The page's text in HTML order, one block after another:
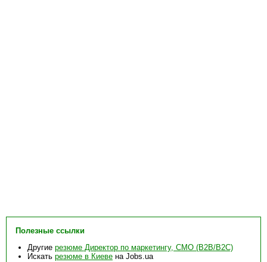
Полезные ссылки
Другие резюме Директор по маркетингу, CMO (B2B/B2C)
Искать резюме в Киеве на Jobs.ua